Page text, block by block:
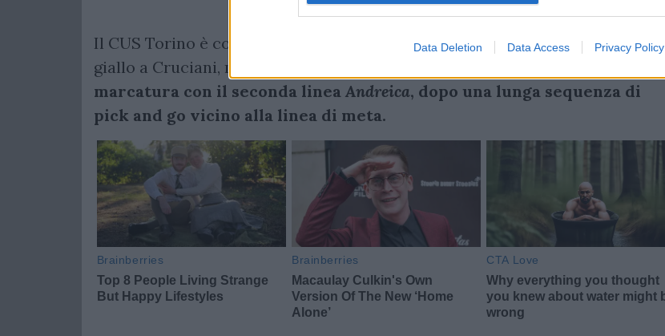
Data Deletion Data Access Privacy Policy
Il CUS Torino è costretto a giocare in quattordici per dieci minuti dopo il
giallo a Cruciani, ma tiene botta e sul finire di primo
marcatura con il seconda linea Andreica, dopo una lunga sequenza di
pick and go vicino alla linea di meta.